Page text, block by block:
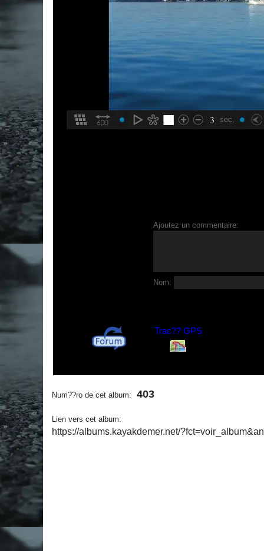
3 sec.
Ajoutez un commentaire:
Nom:
Trac?? GPS
Num??ro de cet album: 403
Lien vers cet album:
https://albums.kayakdemer.net/